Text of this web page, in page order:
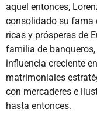
aquel entonces,
consolidado su fama
ricas y prósperas de
familia de
influencia creciente
matrimoniales
con mercaderes e
hasta entonces.